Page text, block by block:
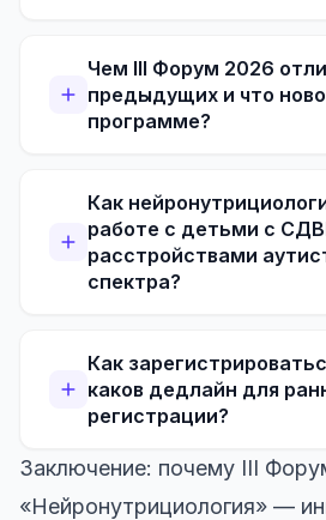
Чем III Форум 2026
предыдущих и что
программе?
Как
работе с детьми с
расстройствами
спектра?
Как
каков дедлайн для
регистрации?
Заключение: почему III
«Нейронутрициология» —